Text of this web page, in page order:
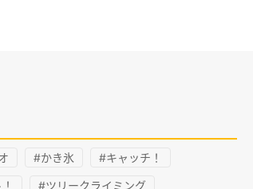
#かき氷 #キャッチ！
#ツリークライミング